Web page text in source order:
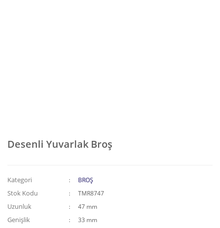
Desenli Yuvarlak Broş
Kategori BROŞ
Stok Kodu TMR8747
Uzunluk 47 mm
Genişlik 33 mm